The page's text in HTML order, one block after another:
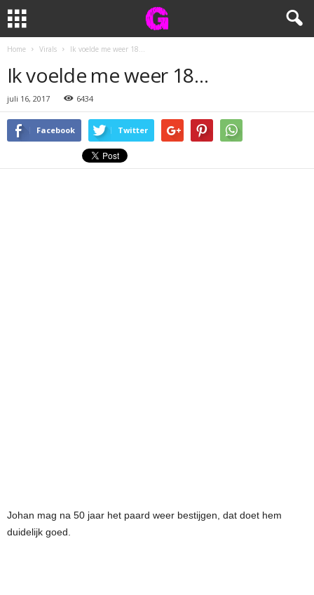
Home Virals Ik voelde me weer 18…
Ik voelde me weer 18…
juli 16, 2017 6434
Facebook Twitter
Johan mag na 50 jaar het paard weer bestijgen, dat doet hem
duidelijk goed.